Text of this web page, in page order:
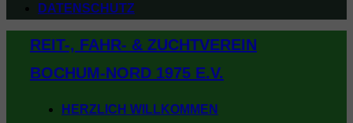
DATENSCHUTZ
springen
REIT-, FAHR- & ZUCHTVEREIN
BOCHUM-NORD 1975 E.V.
HERZLICH WILLKOMMEN